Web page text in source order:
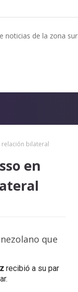
noticias de la zona sur
relación bilateral
en
que
recibió a su par